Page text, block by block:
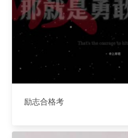
励志合格考